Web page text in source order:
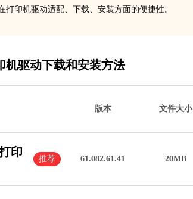
打印机驱动适配、下载、安装方面的便捷性。
驱动下载和安装方法
版本 文件大小
印
推荐 61.082.61.41 20MB